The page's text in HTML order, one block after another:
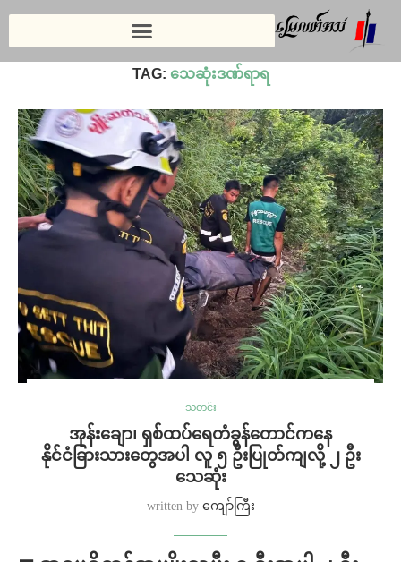
သေဆုံးဒဏ်ရာရ
TAG: သေဆုံးဒဏ်ရာရ
သတင်း
အုန်းချော၊ ရှစ်ထပ်ရေတံခွန်တောင်ကနေ
နိုင်ငံခြားသားတွေအပါ လူ ၅ ဦးပြုတ်ကျလို့ ၂ ဦး
သေဆုံး
written by ကျော်ကြီး